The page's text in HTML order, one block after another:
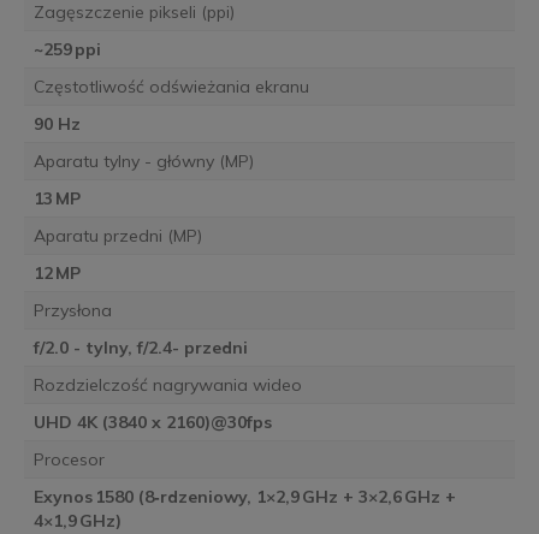
Zagęszczenie pikseli (ppi)
~259 ppi
Częstotliwość odświeżania ekranu
90 Hz
Aparatu tylny - główny (MP)
13 MP
Aparatu przedni (MP)
12 MP
Przysłona
f/2.0 - tylny, f/2.4- przedni
Rozdzielczość nagrywania wideo
UHD 4K (3840 x 2160)@30fps
Procesor
Exynos 1580 (8‑rdzeniowy, 1×2,9 GHz + 3×2,6 GHz +
4×1,9 GHz)